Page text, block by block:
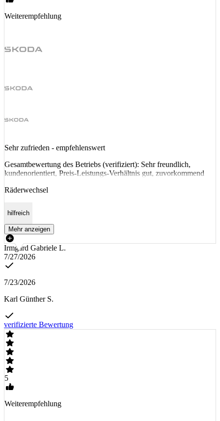
Weiterempfehlung
Sehr zufrieden - empfehlenswert
Gesamtbewertung des Betriebs (verifiziert): Sehr freundlich,
kundenorientiert, Preis-Leistungs-Verhältnis gut, zuvorkommend
Räderwechsel
hilfreich
Mehr anzeigen
Irmgard Gabriele L.
7/27/2026
7/23/2026
Karl Günther S.
verifizierte Bewertung
5
Weiterempfehlung